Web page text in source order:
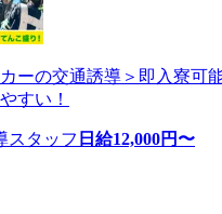
ーの交通誘導＞即入寮可
すい！
スタッフ 日給12,000円〜